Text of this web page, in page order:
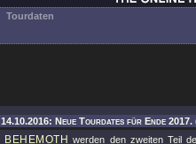
Tourdaten
14.10.2016: Neue Tourdates für Ende 2017.
BEHEMOTH werden den zweiten Teil